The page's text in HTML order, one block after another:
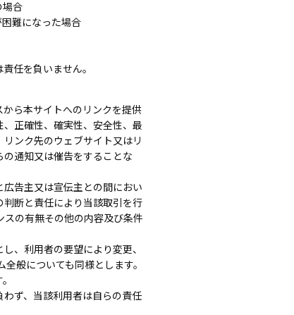
場合
難になった場合
任を負いません。
ら本サイトへのリンクを提供
正確性、確実性、安全性、最
ンク先のウェブサイト又はリ
通知又は催告をすることな
告主又は宣伝主との間におい
断と責任により当該取引を行
の有無その他の内容及び条件
、利用者の要望により変更、
般についても同様とします。
ず、当該利用者は自らの責任